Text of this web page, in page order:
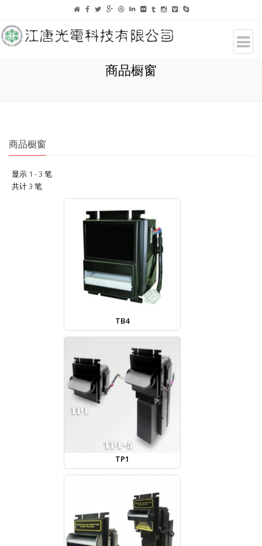
商品橱窗
商品橱窗
显示 1 - 3 笔
共计 3 笔
TB4
TP1